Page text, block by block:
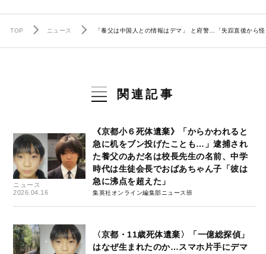
TOP ニュース 「養父は中国人との情報はデマ」 と府警…「失踪直後から
関連記事
ニュース
2026.04.16
《京都小６死体遺棄》「からかわれると
急に机をブン投げたことも…」逮捕され
た養父のあだ名は校長先生の名前、中学
時代は生徒会長でおばあちゃん子「彼は
急に沸点を超えた」
集英社オンライン編集部ニュース班
〈京都・11歳死体遺棄〉「一億総探偵」
はなぜ生まれたのか…スマホ片手にデマ